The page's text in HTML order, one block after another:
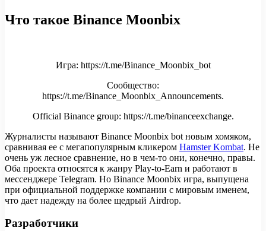
Что такое Binance Moonbix
Игра: https://t.me/Binance_Moonbix_bot
Сообщество:
https://t.me/Binance_Moonbix_Announcements.
Official Binance group: https://t.me/binanceexchange.
Журналисты называют Binance Moonbix bot новым хомяком,
сравнивая ее с мегапопулярным кликером Hamster Kombat. Не
очень уж лесное сравнение, но в чем-то они, конечно, правы.
Оба проекта относятся к жанру Play-to-Earn и работают в
мессенджере Telegram. Но Binance Moonbix игра, выпущена
при официальной поддержке компании с мировым именем,
что дает надежду на более щедрый Airdrop.
Разработчики